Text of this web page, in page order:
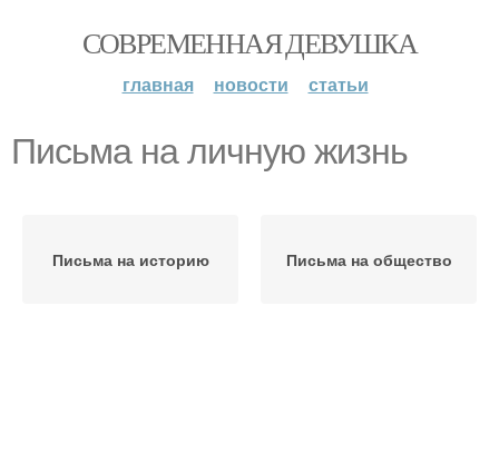
СОВРЕМЕННАЯ ДЕВУШКА
главная новости статьи
Письма на личную жизнь
Письма на историю Письма на общество